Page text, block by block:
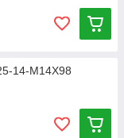
14-M14X98